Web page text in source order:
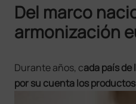
Del marco
armonización
Durante años, cada país
por su cuenta los